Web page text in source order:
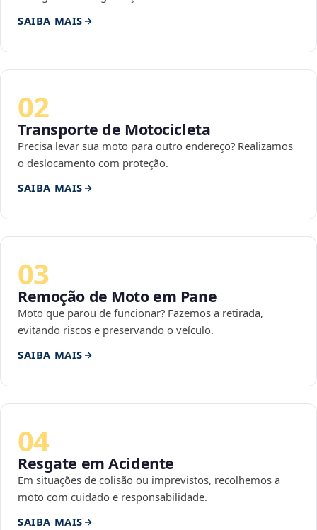
SAIBA MAIS
02
Transporte de Motocicleta
Precisa levar sua moto para outro endereço? Realizamos
o deslocamento com proteção.
SAIBA MAIS
03
Remoção de Moto em Pane
Moto que parou de funcionar? Fazemos a retirada,
evitando riscos e preservando o veículo.
SAIBA MAIS
04
Resgate em Acidente
Em situações de colisão ou imprevistos, recolhemos a
moto com cuidado e responsabilidade.
SAIBA MAIS